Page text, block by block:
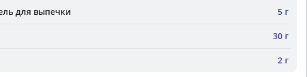
для выпечки 5 г
30 г
2 г